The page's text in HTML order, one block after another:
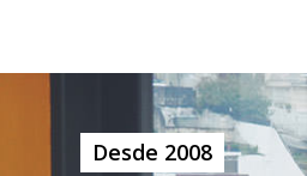
Desde 2008